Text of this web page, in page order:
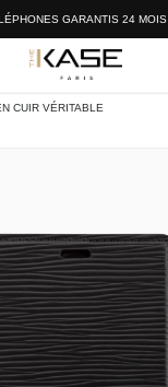
GARANTIS 24 MOIS
CUIR VÉRITABLE